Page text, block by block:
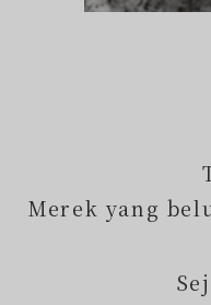
Merek yang